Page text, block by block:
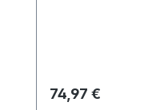
Regulärer Preis:
74,97 €